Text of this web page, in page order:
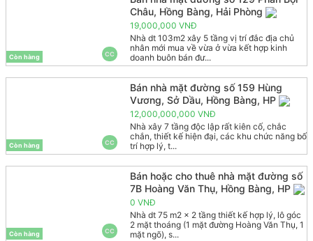
CC
Còn hàng
Châu, Hồng Bàng, Hải Phòng
19,000,000 VNĐ
Nhà dt 103m2 xây 5 tầng vị trí đắc địa chủ
nhân mới mua về vừa ở vừa kết hợp kinh
doanh buôn bán đư...
CC
Còn hàng
Bán nhà mặt đường số 159 Hùng
Vương, Sở Dầu, Hồng Bàng, HP
12,000,000,000 VNĐ
Nhà xây 7 tầng độc lập rất kiên cố, chắc
chắn, thiết kế hiện đại, các khu chức năng bố
trí hợp lý, t...
CC
Còn hàng
Bán hoặc cho thuê nhà mặt đường số
7B Hoàng Văn Thụ, Hồng Bàng, HP
0 VNĐ
Nhà dt 75 m2 x 2 tầng thiết kế hợp lý, lô góc
2 mặt thoáng (1 mặt đường Hoàng Văn Thụ, 1
mặt ngõ), s...